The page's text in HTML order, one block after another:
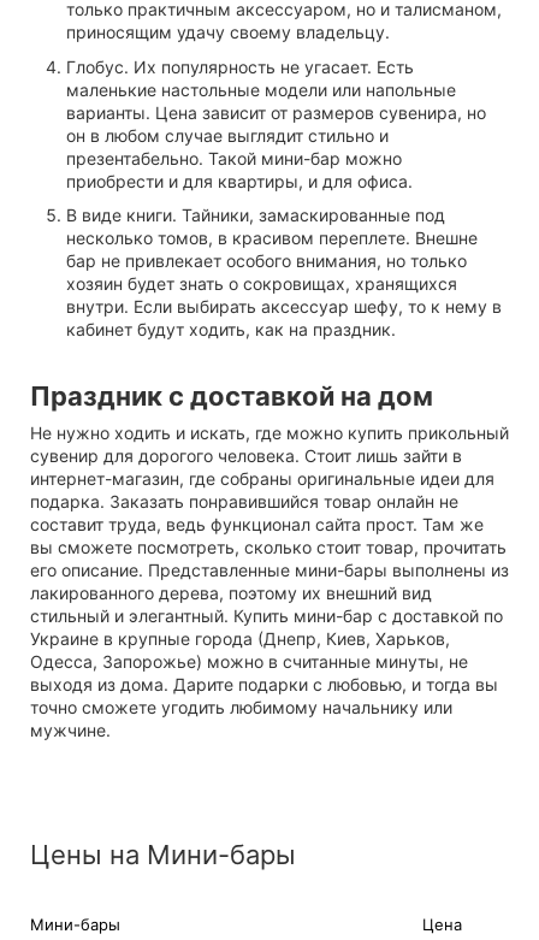
только практичным аксессуаром, но и талисманом,
приносящим удачу своему владельцу.
Глобус. Их популярность не угасает. Есть
маленькие настольные модели или напольные
варианты. Цена зависит от размеров сувенира, но
он в любом случае выглядит стильно и
презентабельно. Такой мини-бар можно
приобрести и для квартиры, и для офиса.
В виде книги. Тайники, замаскированные под
несколько томов, в красивом переплете. Внешне
бар не привлекает особого внимания, но только
хозяин будет знать о сокровищах, хранящихся
внутри. Если выбирать аксессуар шефу, то к нему в
кабинет будут ходить, как на праздник.
Праздник с доставкой на дом
Не нужно ходить и искать, где можно купить прикольный
сувенир для дорогого человека. Стоит лишь зайти в
интернет-магазин, где собраны оригинальные идеи для
подарка. Заказать понравившийся товар онлайн не
составит труда, ведь функционал сайта прост. Там же
вы сможете посмотреть, сколько стоит товар, прочитать
его описание. Представленные мини-бары выполнены из
лакированного дерева, поэтому их внешний вид
стильный и элегантный. Купить мини-бар с доставкой по
Украине в крупные города (Днепр, Киев, Харьков,
Одесса, Запорожье) можно в считанные минуты, не
выходя из дома. Дарите подарки с любовью, и тогда вы
точно сможете угодить любимому начальнику или
мужчине.
Цены на Мини-бары
Мини-бары Цена